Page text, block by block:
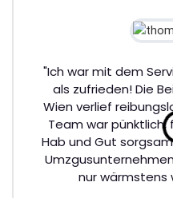
"Ich war mit dem
als zufrieden! Die
Wien verlief
Team war
Hab und Gut
Umzgusunternehmen
nur wärmstens